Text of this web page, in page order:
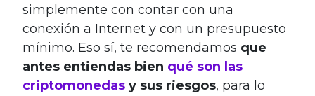
simplemente con contar con una
conexión a Internet y con un presupuesto
mínimo. Eso sí, te recomendamos que
antes entiendas bien qué son las
criptomonedas y sus riesgos, para lo